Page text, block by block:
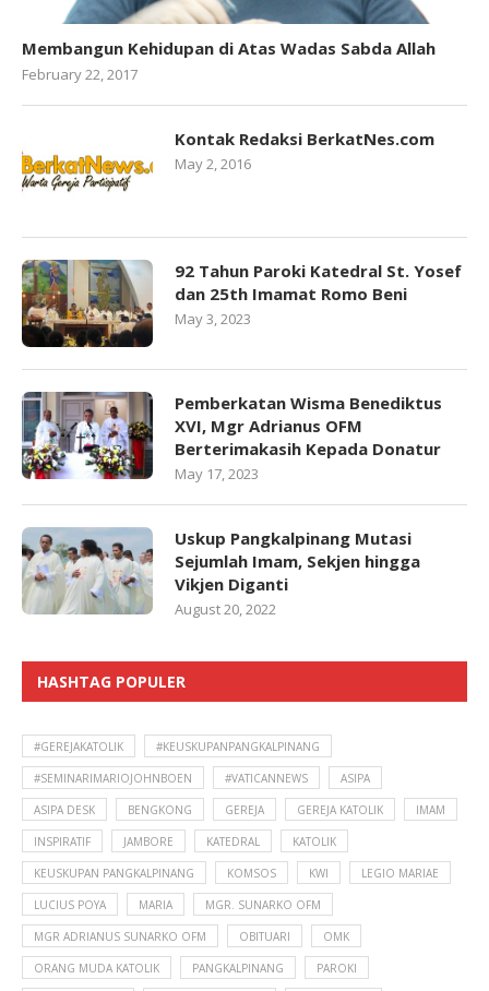
Membangun Kehidupan di Atas Wadas Sabda Allah
February 22, 2017
Kontak Redaksi BerkatNes.com
May 2, 2016
92 Tahun Paroki Katedral St. Yosef
dan 25th Imamat Romo Beni
May 3, 2023
Pemberkatan Wisma Benediktus
XVI, Mgr Adrianus OFM
Berterimakasih Kepada Donatur
May 17, 2023
Uskup Pangkalpinang Mutasi
Sejumlah Imam, Sekjen hingga
Vikjen Diganti
August 20, 2022
HASHTAG POPULER
#GEREJAKATOLIK #KEUSKUPANPANGKALPINANG
#SEMINARIMARIOJOHNBOEN #VATICANNEWS ASIPA
ASIPA DESK BENGKONG GEREJA GEREJA KATOLIK IMAM
INSPIRATIF JAMBORE KATEDRAL KATOLIK
KEUSKUPAN PANGKALPINANG KOMSOS KWI LEGIO MARIAE
LUCIUS POYA MARIA MGR. SUNARKO OFM
MGR ADRIANUS SUNARKO OFM OBITUARI OMK
ORANG MUDA KATOLIK PANGKALPINANG PAROKI